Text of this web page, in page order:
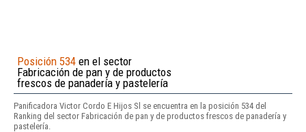
Posición 534 en el sector
Fabricación de pan y de productos
frescos de panadería y pastelería
Panificadora Victor Cordo E Hijos Sl se encuentra en la posición 534 del
Ranking del sector Fabricación de pan y de productos frescos de panadería y
pastelería.